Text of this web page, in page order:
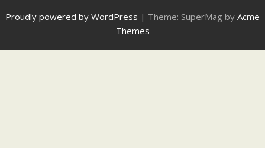
Proudly powered by WordPress | Theme: SuperMag by Acme
Themes